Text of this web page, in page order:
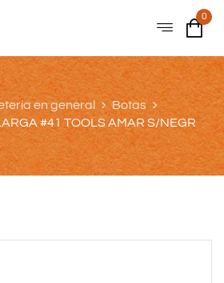
0
en general
Botas
#41 TOOLS AMAR S/NEGR